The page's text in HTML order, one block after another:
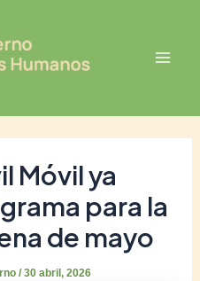
Móvil ya
para la
de mayo
/30 abril, 2026